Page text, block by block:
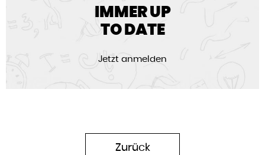
IMMER UP
TO DATE
Jetzt anmelden
Zurück